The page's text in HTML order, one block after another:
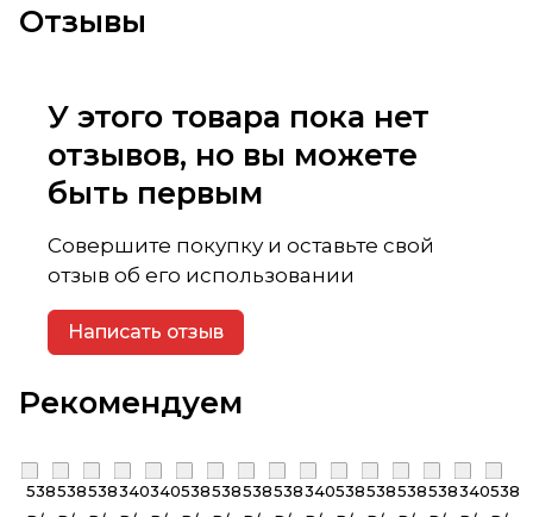
Отзывы
У этого товара пока нет
отзывов, но вы можете
быть первым
Совершите покупку и оставьте свой
отзыв об его использовании
Написать отзыв
Рекомендуем
538538538340340538538538538340538538538538340538